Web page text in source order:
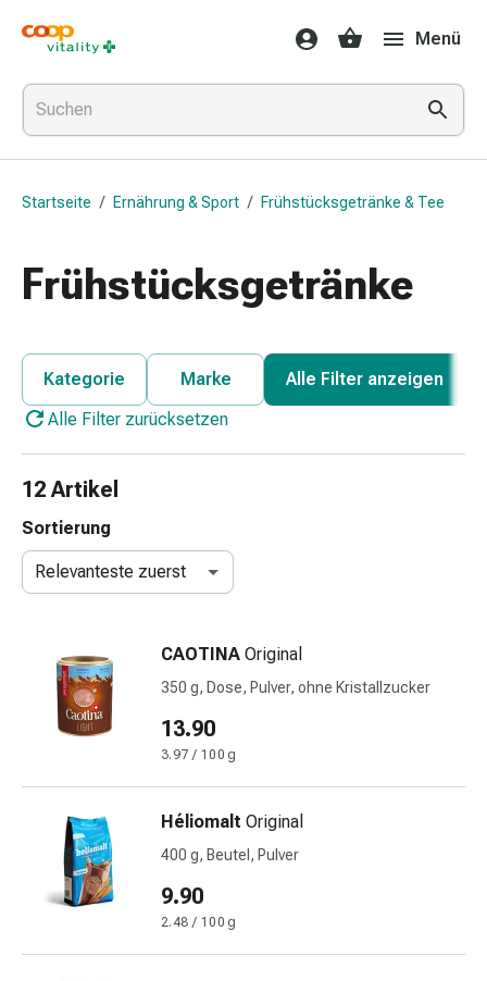
Medikamente
&
Gesundheit
Grippe
&
Erkältung
Grippe-
Erkältung
Medikamente
Bronchitis
Inhalationsgeräte
Schnupfen
Wund-
Elastische
Wundbinden
Fingerverbände
Fixationspflaster
Gazen
Kompressionsbinden
Pflasterbinden,
Tapes
Menü
Startseite / Ernährung & Sport / Frühstücksgetränke & Tee
Frühstücksgetränke
Kategorie Marke
Alle Filter anzeigen
Alle Filter zurücksetzen
12 Artikel
Sortierung
Relevanteste zuerst
CAOTINA Original
350 g, Dose, Pulver, ohne Kristallzucker
13.90
3.97 / 100 g
Héliomalt Original
400 g, Beutel, Pulver
9.90
2.48 / 100 g